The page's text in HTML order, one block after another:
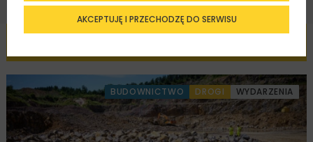
BUDOWNICTWO DROGI WYDARZENIA
AKCEPTUJĘ I PRZECHODZĘ DO SERWISU